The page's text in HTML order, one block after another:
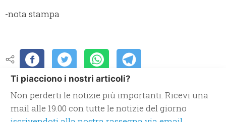
-nota stampa
Ti piacciono i nostri articoli?
Non perderti le notizie più importanti. Ricevi una
mail alle 19.00 con tutte le notizie del giorno